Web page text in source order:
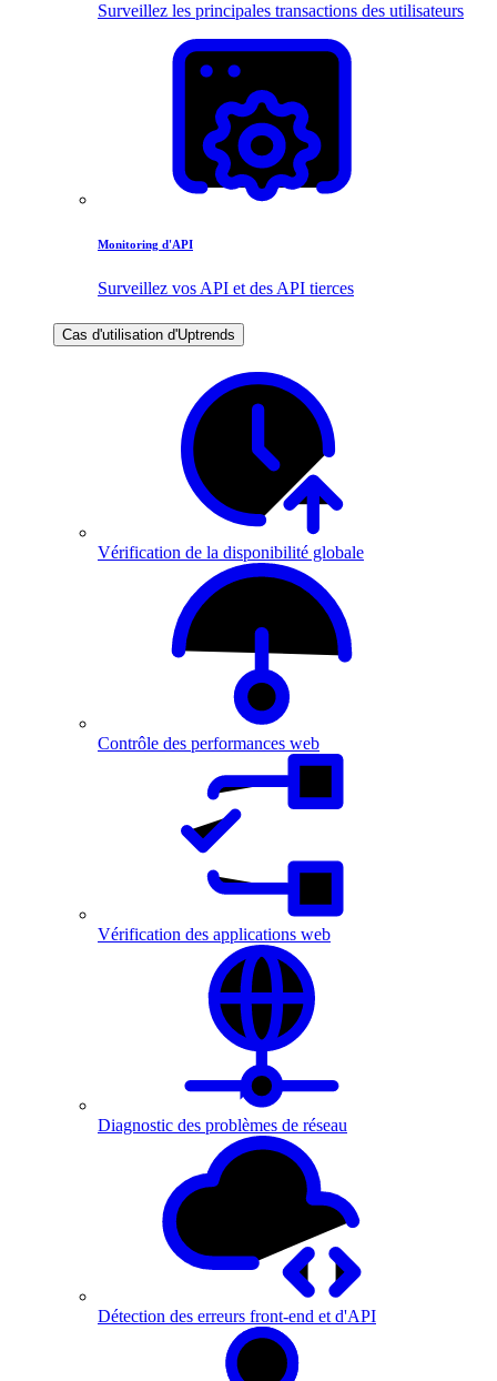
Surveillez les principales transactions des utilisateurs
Monitoring d'API
Surveillez vos API et des API tierces
Cas d'utilisation d'Uptrends
Vérification de la disponibilité globale
Contrôle des performances web
Vérification des applications web
Diagnostic des problèmes de réseau
Détection des erreurs front-end et d'API